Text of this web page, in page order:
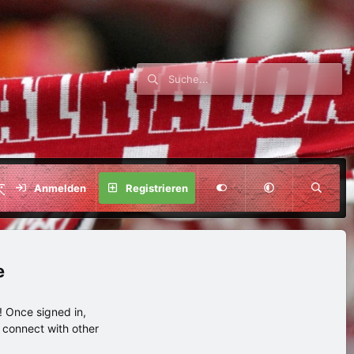
SPENDEAnmelden Registrieren
Once signed in,
with other